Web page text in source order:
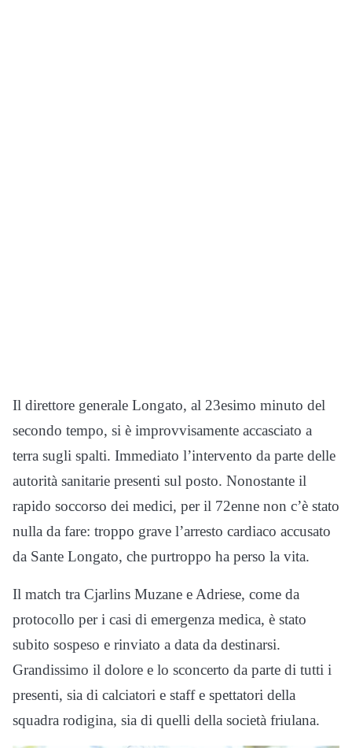
Il direttore generale Longato, al 23esimo minuto del
secondo tempo, si è improvvisamente accasciato a
terra sugli spalti. Immediato l’intervento da parte delle
autorità sanitarie presenti sul posto. Nonostante il
rapido soccorso dei medici, per il 72enne non c’è stato
nulla da fare: troppo grave l’arresto cardiaco accusato
da Sante Longato, che purtroppo ha perso la vita.
Il match tra Cjarlins Muzane e Adriese, come da
protocollo per i casi di emergenza medica, è stato
subito sospeso e rinviato a data da destinarsi.
Grandissimo il dolore e lo sconcerto da parte di tutti i
presenti, sia di calciatori e staff e spettatori della
squadra rodigina, sia di quelli della società friulana.